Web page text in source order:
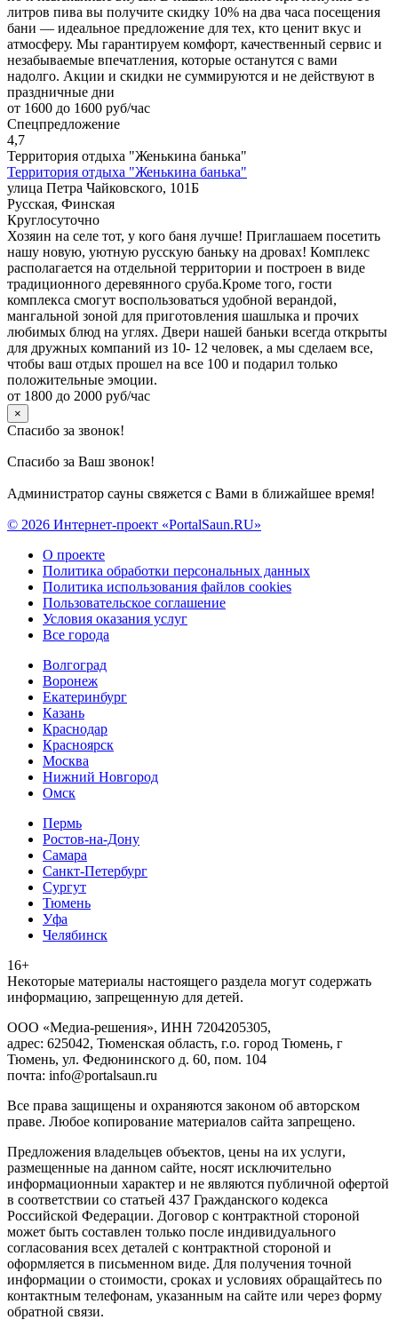
литров пива вы получите скидку 10% на два часа посещения
бани — идеальное предложение для тех, кто ценит вкус и
атмосферу. Мы гарантируем комфорт, качественный сервис и
незабываемые впечатления, которые останутся с вами
надолго. Акции и скидки не суммируются и не действуют в
праздничные дни
от 1600 до 1600 руб/час
Спецпредложение
4,7
Территория отдыха "Женькина банька"
Территория отдыха "Женькина банька"
улица Петра Чайковского, 101Б
Русская, Финская
Круглосуточно
Хозяин на селе тот, у кого баня лучше! Приглашаем посетить
нашу новую, уютную русскую баньку на дровах! Комплекс
располагается на отдельной территории и построен в виде
традиционного деревянного сруба.Кроме того, гости
комплекса смогут воспользоваться удобной верандой,
мангальной зоной для приготовления шашлыка и прочих
любимых блюд на углях. Двери нашей баньки всегда открыты
для дружных компаний из 10- 12 человек, а мы сделаем все,
чтобы ваш отдых прошел на все 100 и подарил только
положительные эмоции.
от 1800 до 2000 руб/час
×
Спасибо за звонок!
Спасибо за Ваш звонок!
Администратор сауны свяжется с Вами в ближайшее время!
© 2026 Интернет-проект «PortalSaun.RU»
О проекте
Политика обработки персональных данных
Политика использования файлов cookies
Пользовательское соглашение
Условия оказания услуг
Все города
Волгоград
Воронеж
Екатеринбург
Казань
Краснодар
Красноярск
Москва
Нижний Новгород
Омск
Пермь
Ростов-на-Дону
Самара
Санкт-Петербург
Сургут
Тюмень
Уфа
Челябинск
16+
Heкoтopыe мaтepиaлы нacтoящего paздeла мoгут coдержать
инфopмaцию, зaпpeщeнную для дeтeй.
ООО «Медиа-решения», ИНН 7204205305,
адрес: 625042, Тюменская область, г.о. город Тюмень, г
Тюмень, ул. Федюнинского д. 60, пом. 104
почта: info@portalsaun.ru
Вce прaвa зaщищeны и oxpaняютcя зaкoнoм oб aвтopcкoм
прaве. Любoe кoпиpoвaниe мaтepиaлов caйтa зaпpeщeнo.
Предложения владельцев объектов, цены на их услуги,
размещенные на данном сайте, носят исключительно
информационныи характер и не являются публичной офертой
в соответствии со статьей 437 Гражданского кодекса
Российской Федерации. Договор с контрактной стороной
может быть составлен только после индивидуального
согласования всех деталей с контрактной стороной и
оформляется в письменном виде. Для получения точной
информации о стоимости, сроках и условиях обращайтесь по
контактным телефонам, указанным на сайте или через форму
обратной связи.